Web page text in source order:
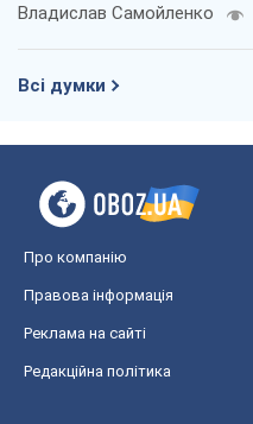
Владислав Самойленко
Всі думки
Про компанію
Правова інформація
Реклама на сайті
Редакційна політика